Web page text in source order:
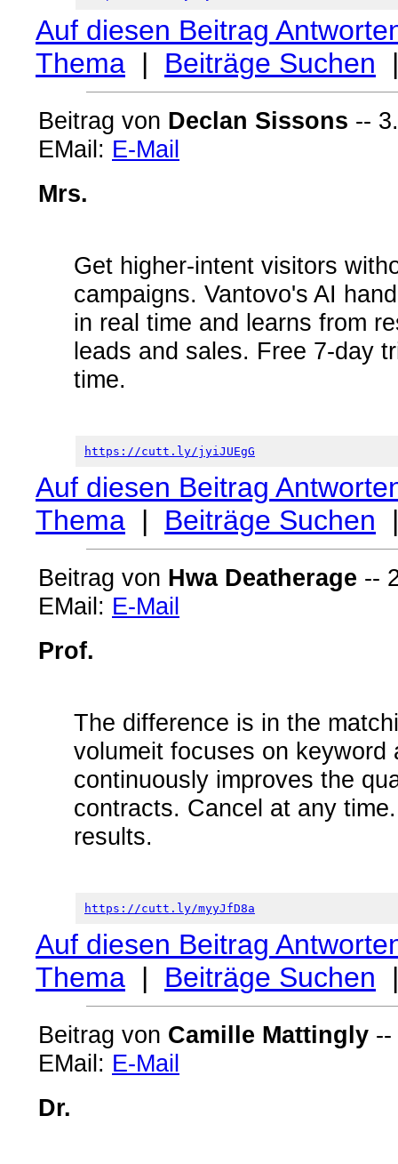
Auf diesen Beitrag
Thema | Beiträge Suchen
Beitrag von Declan Sissons --
EMail: E-Mail
Mrs.
Get higher-intent visitors
campaigns. Vantovo's AI
in real time and learns from
leads and sales. Free 7-day
time.
https://cutt.ly/jyiJUEgG
Auf diesen Beitrag
Thema | Beiträge Suchen
Beitrag von Hwa Deatherage --
EMail: E-Mail
Prof.
The difference is in the
volumeit focuses on keyword
continuously improves the
contracts. Cancel at any
results.
https://cutt.ly/myyJfD8a
Auf diesen Beitrag
Thema | Beiträge Suchen
Beitrag von Camille Mattingly --
EMail: E-Mail
Dr.